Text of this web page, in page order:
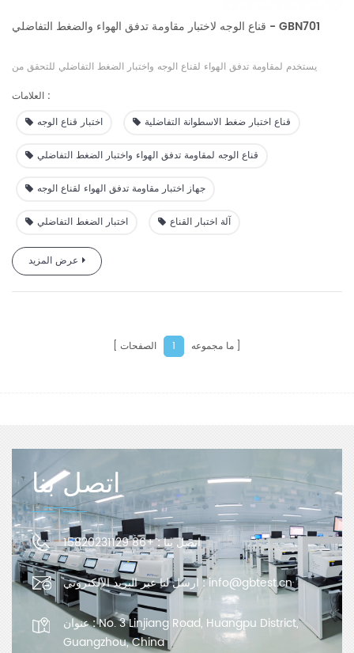
قناع الوجه لاختبار مقاومة تدفق الهواء والضغط التفاضلي - GBN701
يستخدم لمقاومة تدفق الهواء لقناع الوجه واختبار الضغط التفاضلي للتحقق من
النسيجية.العلامات :
اختبار قناع الوجه
قناع اختبار ضغط الاسطوانة التفاضلية
قناع الوجه لمقاومة تدفق الهواء واختبار الضغط التفاضلي
جهاز اختبار مقاومة تدفق الهواء لقناع الوجه
اختبار الضغط التفاضلي آلة اختبار القناع
عرض المزيد
ما مجموعه 1 الصفحات
اتصل بنا
اتصل بنا :+86 15820231129
ارسل لنا عبر البريد الإلكتروني :info@gbtest.cn
عنوان :No. 3 Linjiang Road, Huangpu District,
Guangzhou, China